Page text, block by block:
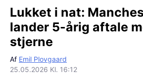
Lukket i nat:
lander 5-årig aftale
stjerne
Af Emil Plovgaard
25.05.2026 Kl. 16:12